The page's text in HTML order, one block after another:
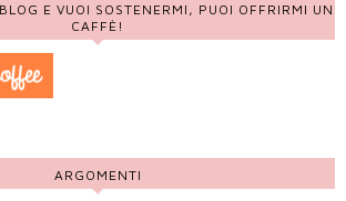
E VUOI SOSTENERMI, PUOI OFFRIRMI UN
CAFFÈ!
ARGOMENTI